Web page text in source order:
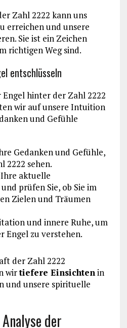
Zahl 2222 kann uns
erreichen und unsere
Sie ist ein Zeichen
richtigen Weg sind.
entschlüsseln
hinter der Zahl 2222
wir auf unsere Intuition
und Gefühle
Gedanken und Gefühle,
2222 sehen.
aktuelle
prüfen Sie, ob Sie im
Zielen und Träumen
und innere Ruhe, um
Engel zu verstehen.
der Zahl 2222
wirtiefere Einsichtenin
und unsere spirituelle
der